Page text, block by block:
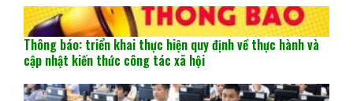
Thông báo: triển khai thực hiện quy định về thực hành và
cập nhật kiến thức công tác xã hội